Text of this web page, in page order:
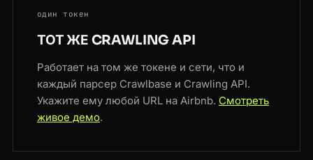
один токен
ТОТ ЖЕ CRAWLING API
Работает на том же токене и сети, что и
каждый парсер Crawlbase и Crawling API.
Укажите ему любой URL на Airbnb. Смотреть
живое демо.